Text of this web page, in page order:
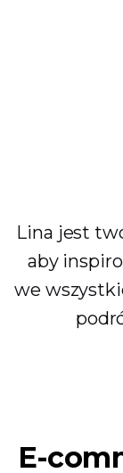
Lina jest
aby
we
E-